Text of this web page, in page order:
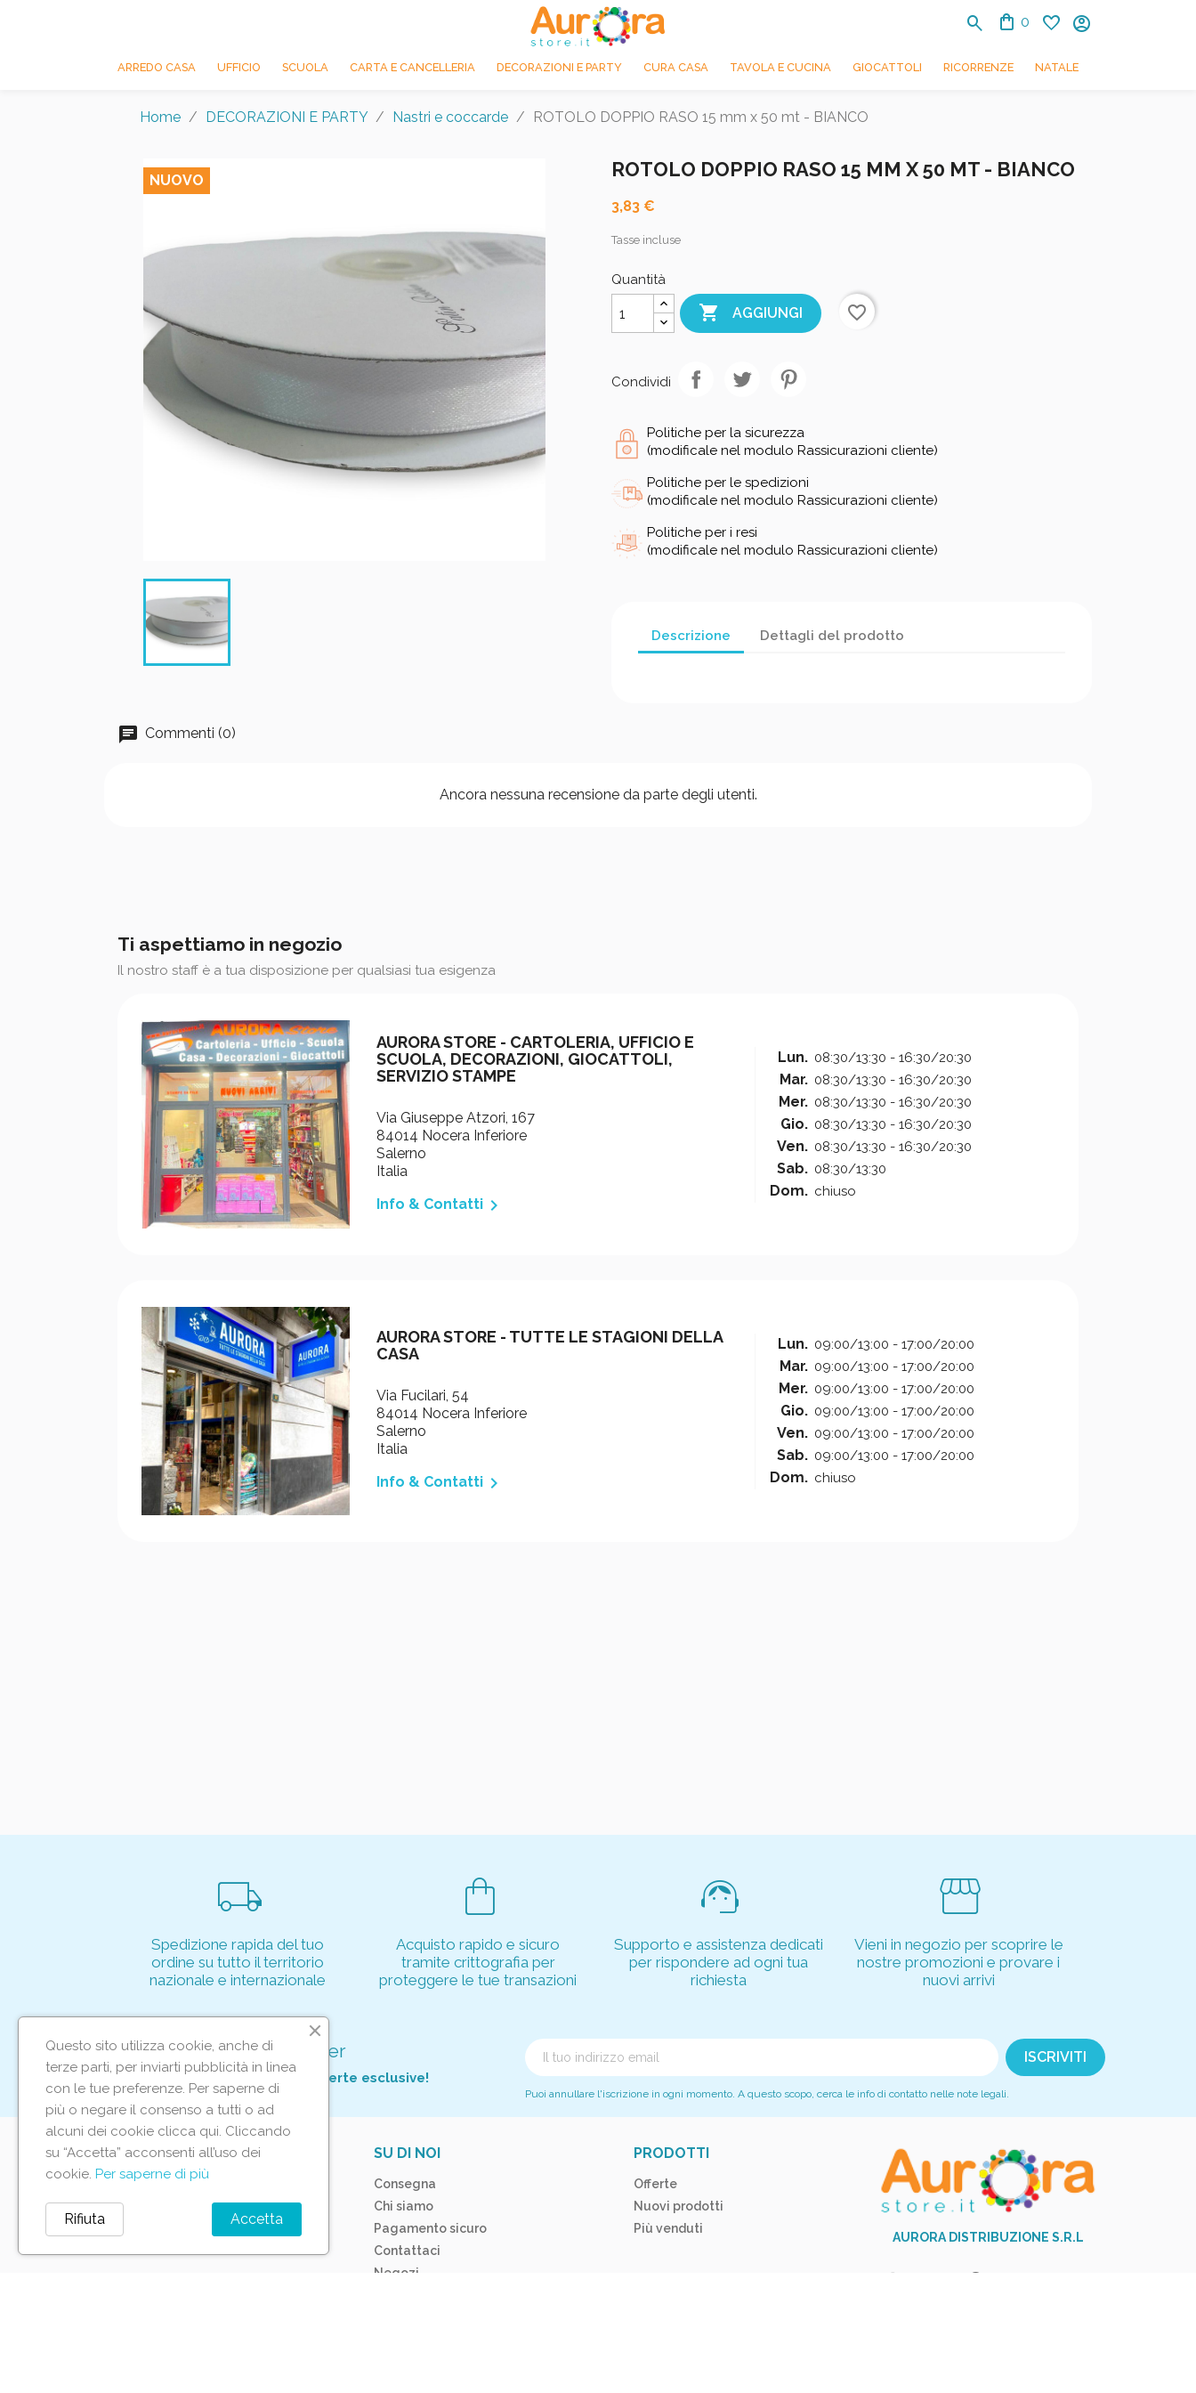
search shopping_bag 0 favorite account_circle
ARREDO CASA UFFICIO SCUOLA CARTA E CANCELLERIA DECORAZIONI E PARTY CURA CASA TAVOLA E CUCINA GIOCATTOLI RICORRENZE NATALE
Home DECORAZIONI E PARTY Nastri e coccarde ROTOLO DOPPIO RASO 15 mm x 50 mt - BIANCO
NUOVO ROTOLO DOPPIO RASO 15 MM X 50 MT - BIANCO
3,83 €
Tasse incluse
Quantità
 AGGIUNGI favorite_border
Condividi
Politiche per la sicurezza
(modificale nel modulo Rassicurazioni cliente)
Politiche per le spedizioni
(modificale nel modulo Rassicurazioni cliente)
Politiche per i resi
(modificale nel modulo Rassicurazioni cliente)
Descrizione Dettagli del prodotto
Commenti (0)
Ancora nessuna recensione da parte degli utenti.
Ti aspettiamo in negozio
Il nostro staff è a tua disposizione per qualsiasi tua esigenza
AURORA STORE - CARTOLERIA, UFFICIO E
SCUOLA, DECORAZIONI, GIOCATTOLI,
SERVIZIO STAMPE
Via Giuseppe Atzori, 167
84014 Nocera Inferiore
Salerno
Italia
Info & Contatti 
Lun. 08:30/13:30 - 16:30/20:30
Mar. 08:30/13:30 - 16:30/20:30
Mer. 08:30/13:30 - 16:30/20:30
Gio. 08:30/13:30 - 16:30/20:30
Ven. 08:30/13:30 - 16:30/20:30
Sab. 08:30/13:30
Dom. chiuso
AURORA STORE - TUTTE LE STAGIONI DELLA
CASA
Via Fucilari, 54
84014 Nocera Inferiore
Salerno
Italia
Info & Contatti 
Lun. 09:00/13:00 - 17:00/20:00
Mar. 09:00/13:00 - 17:00/20:00
Mer. 09:00/13:00 - 17:00/20:00
Gio. 09:00/13:00 - 17:00/20:00
Ven. 09:00/13:00 - 17:00/20:00
Sab. 09:00/13:00 - 17:00/20:00
Dom. chiuso
local_shipping
Spedizione rapida del tuo
ordine su tutto il territorio
nazionale e internazionale
shopping_bag
Acquisto rapido e sicuro
tramite crittografia per
proteggere le tue transazioni
support_agent
Supporto e assistenza dedicati
per rispondere ad ogni tua
richiesta
storefront
Vieni in negozio per scoprire le
nostre promozioni e provare i
nuovi arrivi
Iscriviti alla nostra newsletter
Per non perderti tutte le nostre offerte esclusive!
Puoi annullare l'iscrizione in ogni momento. A questo scopo, cerca le info di contatto nelle note legali.
IL TUO ACCOUNT
Tracciamento ordine
Accedi
SU DI NOI
Consegna
Chi siamo
Pagamento sicuro
Contattaci
Negozi
PRODOTTI
Offerte
Nuovi prodotti
Più venduti
AURORA DISTRIBUZIONE S.R.L
phone +39 081 517 9251
Questo sito utilizza cookie, anche di
terze parti, per inviarti pubblicità in linea
con le tue preferenze. Per saperne di
più o negare il consenso a tutti o ad
alcuni dei cookie clicca qui. Cliccando
su “Accetta” acconsenti all’uso dei
cookie. Per saperne di più
Accetta
Rifiuta